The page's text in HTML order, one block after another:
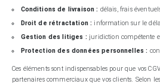
Conditions de livraison : délais, frais
Droit de rétractation : information sur le
Gestion des litiges : juridiction compétente
Protection des données personnelles :
Ces éléments sont indispensables pour que vos
partenaires commerciaux que vos clients. Selon